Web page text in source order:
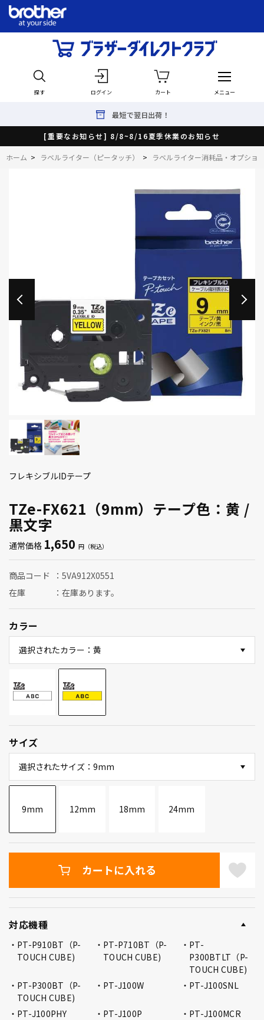
探す ログイン カート メニュー
最短で翌日出荷！
[重要なお知らせ] 8/8~8/16夏季休業のお知らせ
ホーム > ラベルライター（ピータッチ） > ラベルライター消耗品・オプショ
TZe-FX621（9mm）テープ色：黄 /
黒文字
フレキシブルIDテープ
通常価格 1,650
商品コード
5VA912X0551
在庫
在庫あります。
カラー
選択されたカラー：黄
サイズ
選択されたサイズ：9mm
9mm 12mm 18mm 24mm
カートに入れる
対応機種
PT-P910BT（P-
TOUCH CUBE)
PT-P710BT（P-
TOUCH CUBE)
PT-
P300BTLT（P-
TOUCH CUBE)
PT-P300BT（P-
TOUCH CUBE)
PT-J100W PT-J100SNL
PT-J100PHY PT-J100P
PT-J100MCR